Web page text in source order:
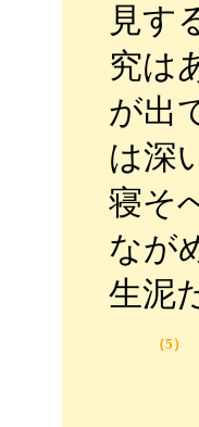
見す
究は
が出
は深
寝そ
なが
生泥
（5）